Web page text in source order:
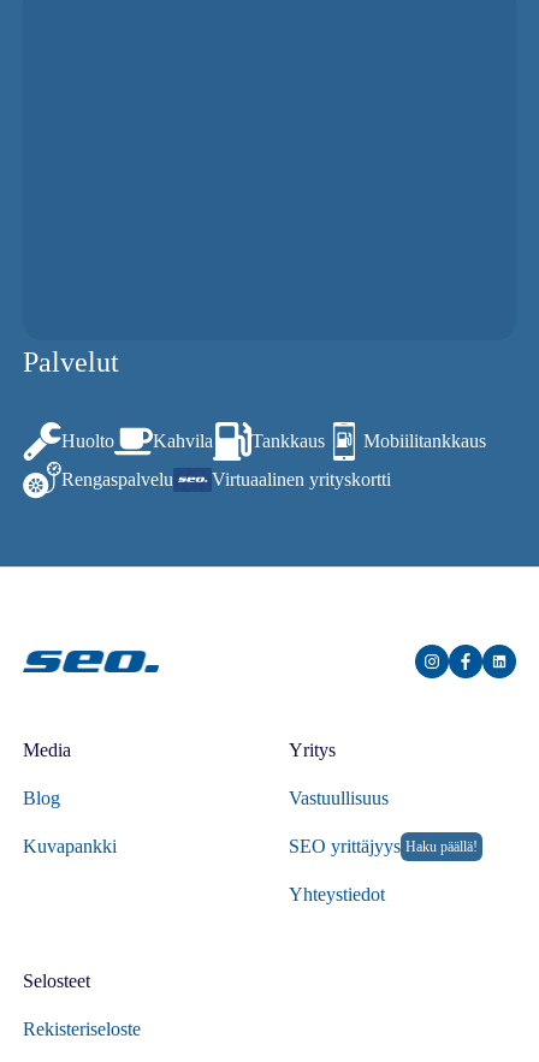
Palvelut
Huolto Kahvila Tankkaus
Mobiilitankkaus
Rengaspalvelu
Virtuaalinen yrityskortti
Media
Blog
Kuvapankki
Yritys
Vastuullisuus
SEO yrittäjyys Haku päällä!
Yhteystiedot
Selosteet
Rekisteriseloste